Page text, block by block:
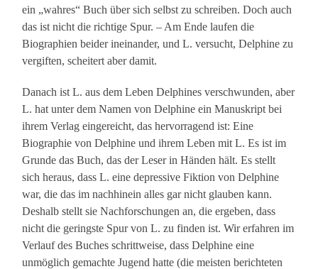
ein „wahres“ Buch über sich selbst zu schreiben. Doch auch
das ist nicht die richtige Spur. – Am Ende laufen die
Biographien beider ineinander, und L. versucht, Delphine zu
vergiften, scheitert aber damit.
Danach ist L. aus dem Leben Delphines verschwunden, aber
L. hat unter dem Namen von Delphine ein Manuskript bei
ihrem Verlag eingereicht, das hervorragend ist: Eine
Biographie von Delphine und ihrem Leben mit L. Es ist im
Grunde das Buch, das der Leser in Händen hält. Es stellt
sich heraus, dass L. eine depressive Fiktion von Delphine
war, die das im nachhinein alles gar nicht glauben kann.
Deshalb stellt sie Nachforschungen an, die ergeben, dass
nicht die geringste Spur von L. zu finden ist. Wir erfahren im
Verlauf des Buches schrittweise, dass Delphine eine
unmöglich gemachte Jugend hatte (die meisten berichteten